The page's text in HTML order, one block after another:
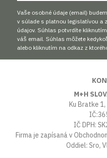
Vaše osobné údaje (email)
v súlade s platnou legislatívou a
údajov. Súhlas potvrdíte
váš email. Súhlas môžete
alebo kliknutím na odkaz z
M+H
Ku Bratke
IČ DPH:
Firma je zapísaná v
Oddiel: Sro,